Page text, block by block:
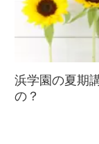
浜学園の夏期
の？